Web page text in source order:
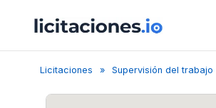
Licitaciones Supervisión del